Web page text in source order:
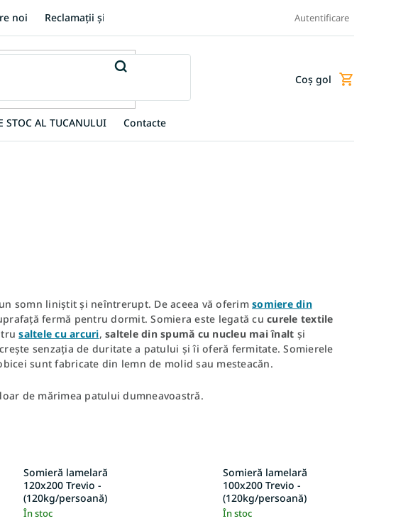
noi Reclamații și retur produse Termeni și condiții
Autentificare
Coş
Coş gol
STOC AL TUCANULUI Contacte
somn liniștit și neîntrerupt. De aceea vă oferim somiere din
fermă pentru dormit. Somiera este legată cu curele textile
saltele cu arcuri, saltele din spumă cu nucleu mai înalt și
senzația de duritate a patului și îi oferă fermitate. Somierele
sunt fabricate din lemn de molid sau mesteacăn.
de mărimea patului dumneavoastră.
Somieră lamelară
120x200 Trevio -
(120kg/persoană)
În stoc
Somieră lamelară
100x200 Trevio -
(120kg/persoană)
În stoc